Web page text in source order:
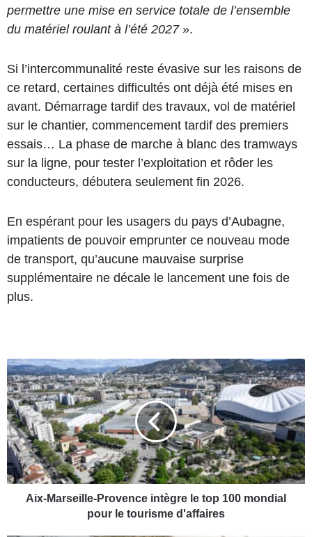
permettre une mise en service totale de l’ensemble
du matériel roulant à l’été 2027 ».
Si l’intercommunalité reste évasive sur les raisons de
ce retard, certaines difficultés ont déjà été mises en
avant. Démarrage tardif des travaux, vol de matériel
sur le chantier, commencement tardif des premiers
essais… La phase de marche à blanc des tramways
sur la ligne, pour tester l’exploitation et rôder les
conducteurs, débutera seulement fin 2026.
En espérant pour les usagers du pays d’Aubagne,
impatients de pouvoir emprunter ce nouveau mode
de transport, qu’aucune mauvaise surprise
supplémentaire ne décale le lancement une fois de
plus.
A
i
x
-
M
a
r
s
e
Aix-Marseille-Provence intègre le top 100 mondial
pour le tourisme d'affaires